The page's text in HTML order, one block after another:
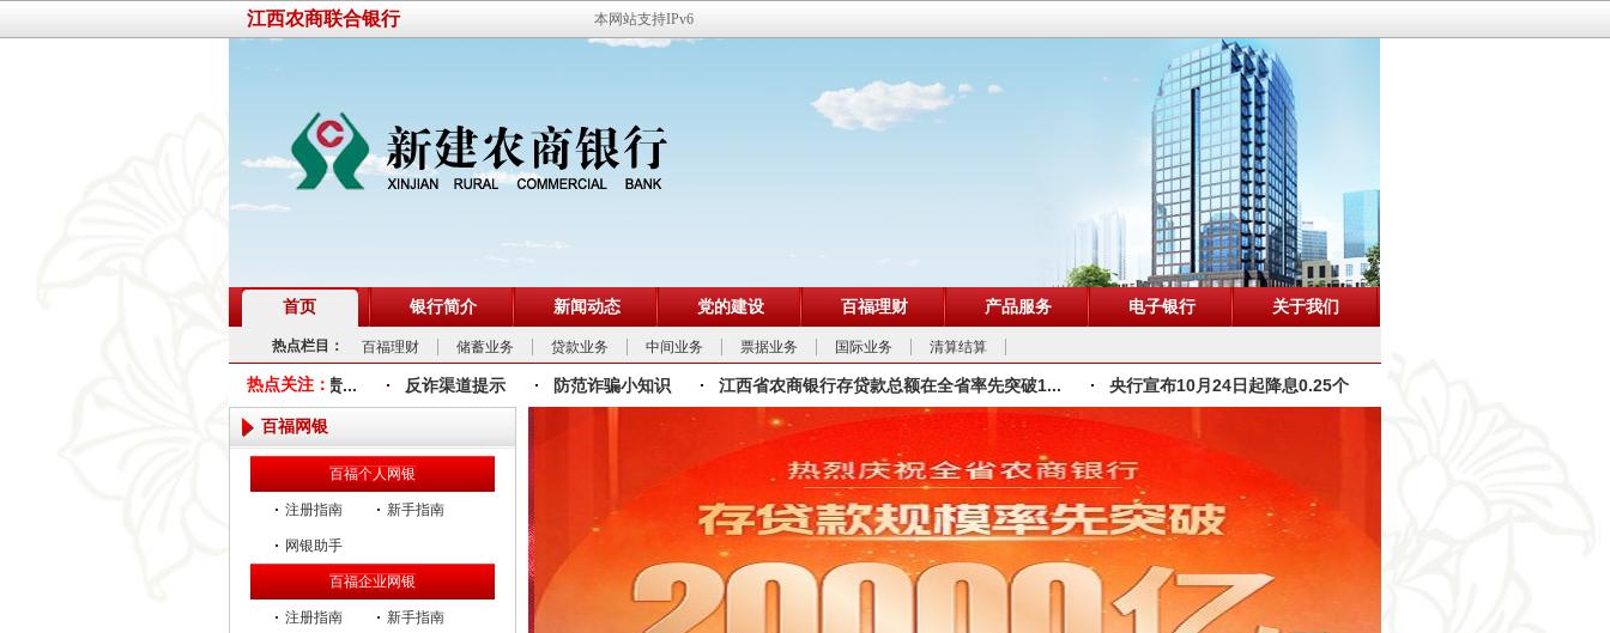
江西农商联合银行 本网站支持IPv6
首页
热点栏目： 百福理财 储蓄业务 贷款业务 中间业务 票据业务 国际业务 清算结算
银行简介 新闻动态 党的建设 百福理财 产品服务 电子银行 关于我们
热点关注：
“3.15”金融消费者权益保护：权利 责... 反诈渠道提示 防范诈骗小知识 江西省农商银行存贷款总额在全省率先突破1... 央行宣布10月24日起降息0.25个百分...
百福网银
百福个人网银
注册指南 新手指南
网银助手
百福企业网银
注册指南 新手指南